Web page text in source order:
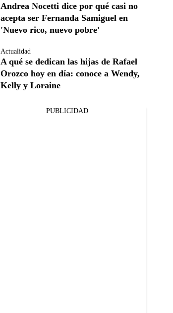
Andrea Nocetti dice por qué casi no
acepta ser Fernanda Samiguel en
'Nuevo rico, nuevo pobre'
Actualidad
A qué se dedican las hijas de Rafael
Orozco hoy en día: conoce a Wendy,
Kelly y Loraine
PUBLICIDAD